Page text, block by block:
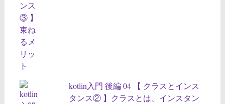
kotlin入門 後編 04 【 クラスとインス
タンス② 】クラスとは、インスタン